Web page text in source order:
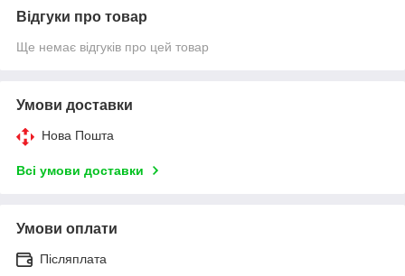
Відгуки про товар
Ще немає відгуків про цей товар
Умови доставки
Нова Пошта
Всі умови доставки
Умови оплати
Післяплата